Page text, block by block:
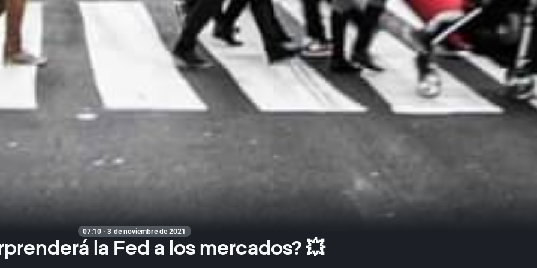
07:10 · 3 de noviembre de 2021
la Fed a los mercados? 💥